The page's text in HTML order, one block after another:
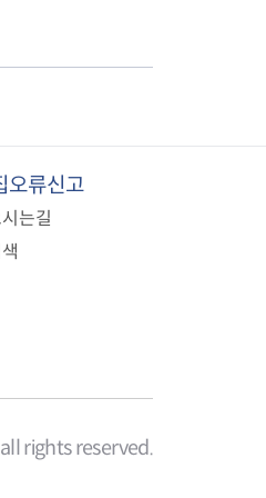
오류신고
는길
rights reserved.